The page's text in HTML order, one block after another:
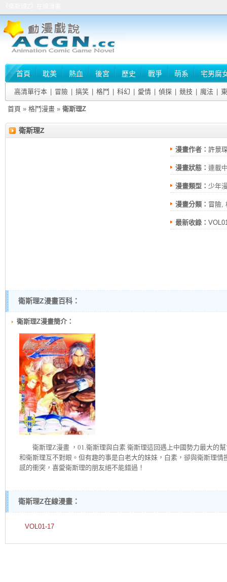
首頁 耽美 熱血 後宮 歷史 戰爭 萌系 宅男腐
高清單行本 冒險 搞笑 格鬥 科幻 愛情 偵探 競技 魔法
首頁 » 格鬥漫畫 » 衛斯理Z
衛斯理Z
漫畫作者： 許景
漫畫狀態： 連載
漫畫類型： 少年
漫畫分類： 冒險,
最新收錄：
衛斯理Z漫畫百科：
衛斯理Z漫畫簡介：
衛斯理Z漫畫 ，01.衛斯理與白素 衛斯理這回遇上中國勢力最大的
和衛斯理互不對眼。但有趣的事是白老大的妹妹，白素，卻與衛斯理
感的衝突，喜愛衛斯理的朋友絕不能錯過！
衛斯理Z在線漫畫：
VOL01-17